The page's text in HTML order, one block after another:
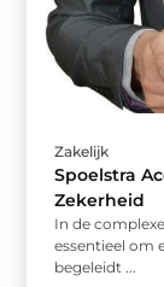
Zakelijk
Spoelstra
Zekerheid
In de
essentieel om
begeleidt ...